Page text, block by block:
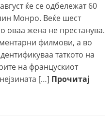
ќе се одбележат 60
Монро. Веќе шест
оваа жена не престанува.
филмови, а во
таткото на
на францускиот
[…] Прочитај